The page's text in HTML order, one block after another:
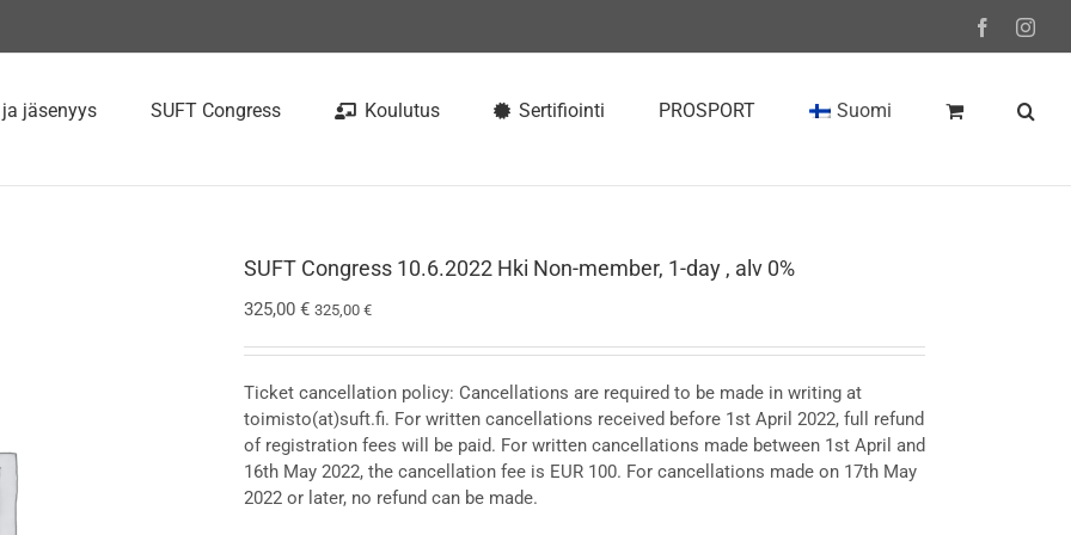
Facebook
jäsenyys SUFT Congress Koulutus Sertifiointi PROSPORT Suomi
SUFT Congress 10.6.2022 Hki Non-member, 1-day , alv 0%
325,00 € 325,00 €
Ticket cancellation policy: Cancellations are required to be made in writing at
toimisto(at)suft.fi. For written cancellations received before 1st April 2022, full refund
of registration fees will be paid. For written cancellations made between 1st April and
16th May 2022, the cancellation fee is EUR 100. For cancellations made on 17th May
2022 or later, no refund can be made.